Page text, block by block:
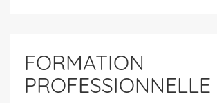
FORMATION
PROFESSIONNELLE